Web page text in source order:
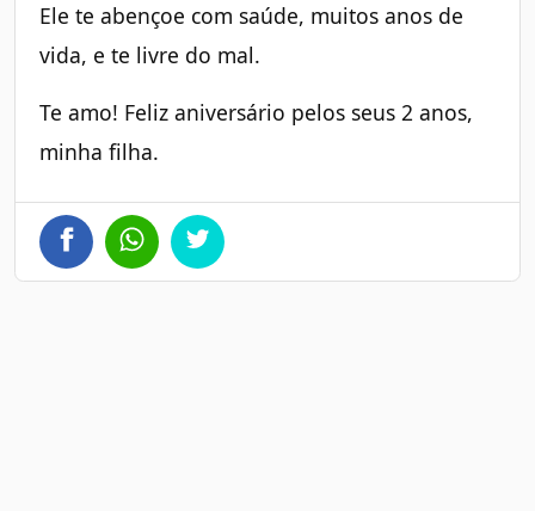
Ele te abençoe com saúde, muitos anos de
vida, e te livre do mal.
Te amo! Feliz aniversário pelos seus 2 anos,
minha filha.